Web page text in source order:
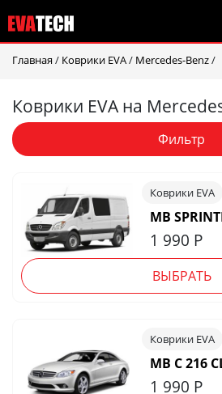
Главная / Коврики EVA/ Mercedes-Benz/
Коврики EVA на
Фильтр
Коврики EVA
MB
1 990 Р
ВЫБРАТЬ
Коврики EVA
MB С 216
1 990 Р